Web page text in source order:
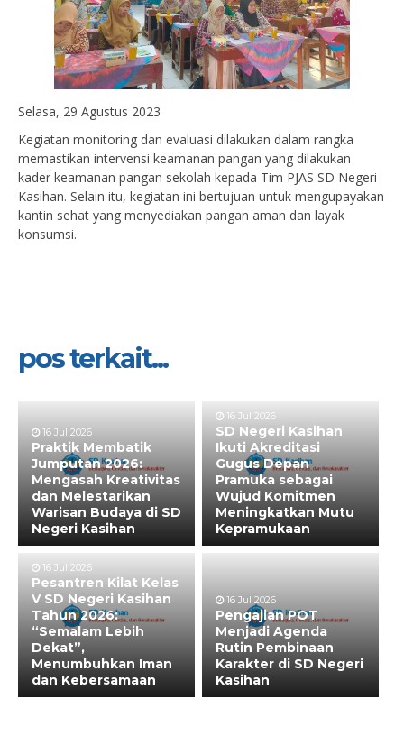
Selasa, 29 Agustus 2023
Kegiatan monitoring dan evaluasi dilakukan dalam rangka
memastikan intervensi keamanan pangan yang dilakukan
kader keamanan pangan sekolah kepada Tim PJAS SD Negeri
Kasihan. Selain itu, kegiatan ini bertujuan untuk mengupayakan
kantin sehat yang menyediakan pangan aman dan layak
konsumsi.
pos terkait...
16 Jul 2026
Praktik Membatik
Jumputan 2026:
Mengasah Kreativitas
dan Melestarikan
Warisan Budaya di SD
Negeri Kasihan
16 Jul 2026
SD Negeri Kasihan
Ikuti Akreditasi
Gugus Depan
Pramuka sebagai
Wujud Komitmen
Meningkatkan Mutu
Kepramukaan
16 Jul 2026
Pesantren Kilat Kelas
V SD Negeri Kasihan
Tahun 2026:
“Semalam Lebih
Dekat”,
Menumbuhkan Iman
dan Kebersamaan
16 Jul 2026
Pengajian POT
Menjadi Agenda
Rutin Pembinaan
Karakter di SD Negeri
Kasihan